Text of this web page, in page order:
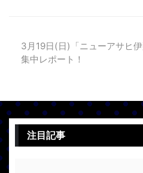
3月19日(日)「ニューアサヒ伊
集中レポート！
注目記事